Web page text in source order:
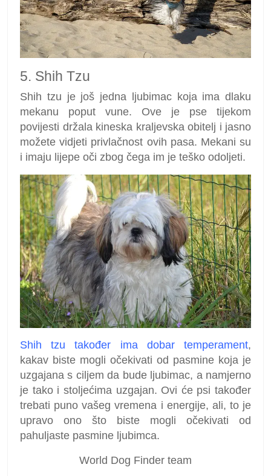
5. Shih Tzu
Shih tzu je još jedna ljubimac koja ima dlaku
mekanu poput vune. Ove je pse tijekom
povijesti držala kineska kraljevska obitelj i jasno
možete vidjeti privlačnost ovih pasa. Mekani su
i imaju lijepe oči zbog čega im je teško odoljeti.
Shih tzu također ima dobar temperament,
kakav biste mogli očekivati od pasmine koja je
uzgajana s ciljem da bude ljubimac, a namjerno
je tako i stoljećima uzgajan. Ovi će psi također
trebati puno vašeg vremena i energije, ali, to je
upravo ono što biste mogli očekivati od
pahuljaste pasmine ljubimca.
World Dog Finder team